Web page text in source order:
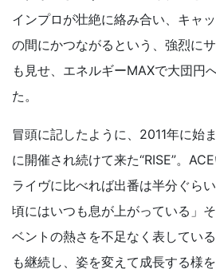
インプロが壮絶に絡み合い、キャ
の間にかつながるという、強烈に
も見せ、エネルギーMAXで大団円
た。
冒頭に記したように、2011年に始
に開催され続けて来た“RISE”。
ライヴに比べれば出番は半分ぐら
頃にはいつも息が上がっている」
ベントの熱さを不足なく表してい
も継続し、姿を変えて成長する様